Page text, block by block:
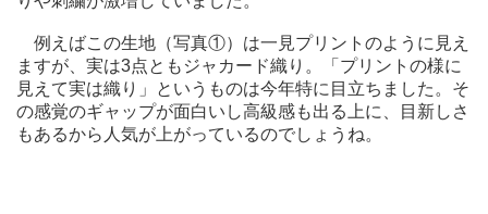
例えばこの生地（写真①）は一見プリントのように見え
ますが、実は3点ともジャカード織り。「プリントの様に
見えて実は織り」というものは今年特に目立ちました。そ
の感覚のギャップが面白いし高級感も出る上に、目新しさ
もあるから人気が上がっているのでしょうね。